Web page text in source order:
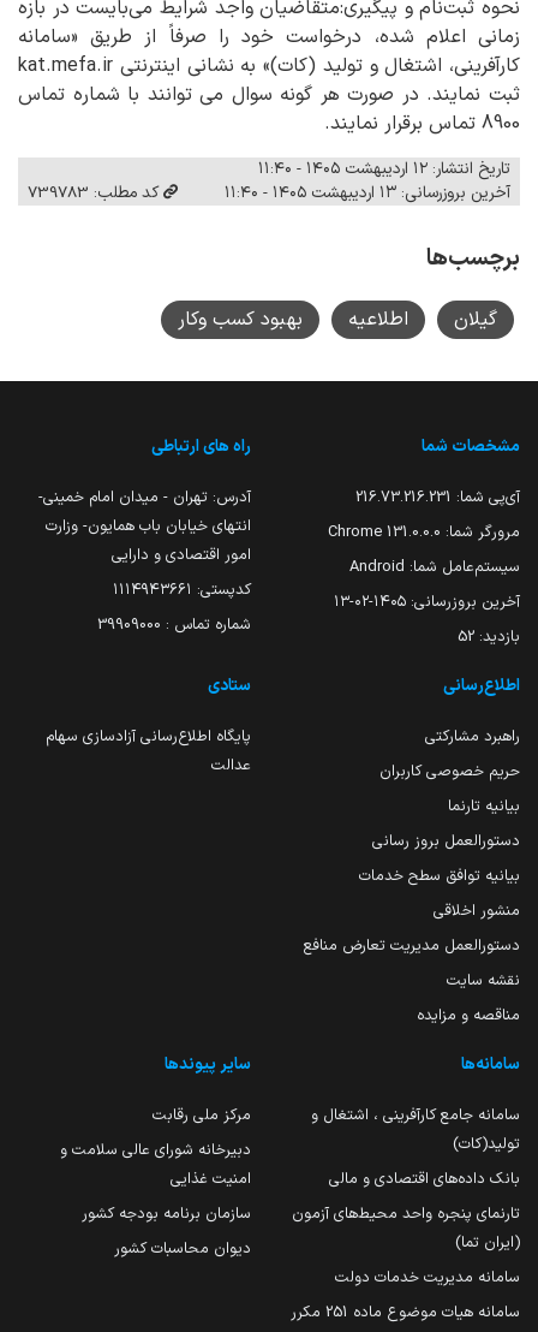
نحوه ثبت‌نام و پیگیری:متقاضیان واجد شرایط می‌بایست در بازه
زمانی اعلام شده، درخواست خود را صرفاً از طریق «سامانه
کارآفرینی، اشتغال و تولید (کات)» به نشانی اینترنتی kat.mefa.ir
ثبت نمایند. در صورت هر گونه سوال می توانند با شماره تماس
8900 تماس برقرار نمایند.
تاریخ انتشار: ۱۲ اردیبهشت ۱۴۰۵ - ۱۱:۴۰
آخرین بروزرسانی: ۱۳ اردیبهشت ۱۴۰۵ - ۱۱:۴۰
کد مطلب: 739783
برچسب‌ها
گیلان اطلاعیه بهبود کسب وکار
مشخصات شما
آی‌پی شما: 216.73.216.231
مرورگر شما: 131.0.0.0 Chrome
سیستم‌عامل شما: Android
آخرین بروزرسانی: ۱۴۰۵-۰۲-۱۳
بازدید: 52
راه های ارتباطی
آدرس: تهران - میدان امام خمینی-
انتهای خیابان باب همایون- وزارت
امور اقتصادی و دارایی
کدپستی: ۱۱۱۴۹۴۳۶۶۱
شماره تماس : 39909000
اطلاع‌رسانی
راهبرد مشارکتی
حریم خصوصی کاربران
بیانیه تارنما
دستورالعمل بروز رسانی
بیانیه توافق سطح خدمات
منشور اخلاقی
دستورالعمل مدیریت تعارض منافع
نقشه سایت
مناقصه و مزایده
ستادی
پایگاه اطلاع‌رسانی آزادسازی سهام
عدالت
سامانه‌ها
سامانه جامع کارآفرینی ، اشتغال و
تولید(کات)
بانک داده‌های اقتصادی و مالی
تارنمای پنجره واحد محیط‌های آزمون
(ایران تما)
سامانه مدیریت خدمات دولت
سامانه هیات موضوع ماده 251 مکرر
سایر پیوندها
مرکز ملی رقابت
دبیرخانه شورای عالی سلامت و
امنیت غذایی
سازمان برنامه بودجه کشور
دیوان محاسبات کشور